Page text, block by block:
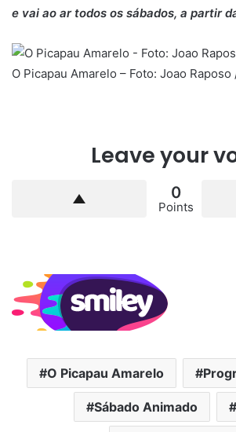
e vai ao ar todos os sábados, a partir
O Picapau Amarelo – Foto: Joao Raposo
Leave your
0
Points
O Picapau Amarelo
Sábado Animado